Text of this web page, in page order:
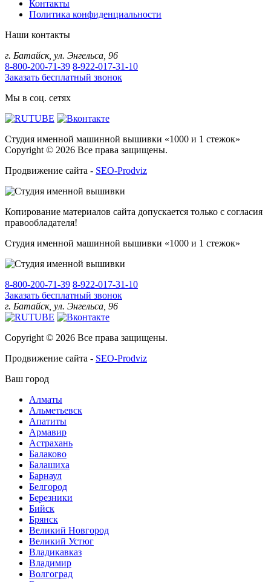
Контакты
Политика конфиденциальности
Наши контакты
г. Батайск, ул. Энгельса, 96
8-800-200-71-39 8-922-017-31-10
Заказать бесплатный звонок
Мы в соц. сетях
Студия именной машинной вышивки «1000 и 1 стежок»
Copyright © 2026 Все права защищены.
Продвижение сайта - SEO-Prodviz
Копирование материалов сайта допускается только с согласия
правообладателя!
Студия именной машинной вышивки «1000 и 1 стежок»
8-800-200-71-39 8-922-017-31-10
Заказать бесплатный звонок
г. Батайск, ул. Энгельса, 96
Copyright © 2026 Все права защищены.
Продвижение сайта - SEO-Prodviz
Ваш город
Алматы
Альметьевск
Апатиты
Армавир
Астрахань
Балаково
Балашиха
Барнаул
Белгород
Березники
Бийск
Брянск
Великий Новгород
Великий Устюг
Владикавказ
Владимир
Волгоград